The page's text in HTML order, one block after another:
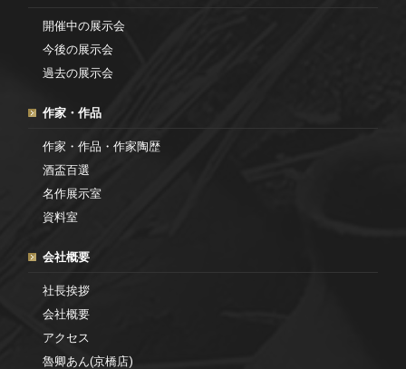
開催中の展示会
今後の展示会
過去の展示会
作家・作品
作家・作品・作家陶歴
酒盃百選
名作展示室
資料室
会社概要
社長挨拶
会社概要
アクセス
魯卿あん(京橋店)